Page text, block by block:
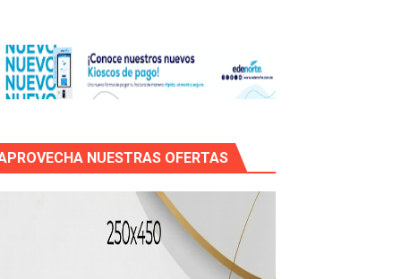
NUESTRAS OFERTAS